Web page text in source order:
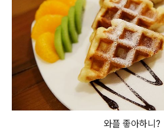
와플 좋아하니?